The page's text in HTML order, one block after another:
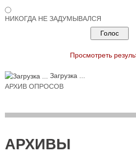
НИКОГДА НЕ ЗАДУМЫВАЛСЯ
Просмотреть
Загрузка ...
АРХИВ ОПРОСОВ
АРХИВЫ